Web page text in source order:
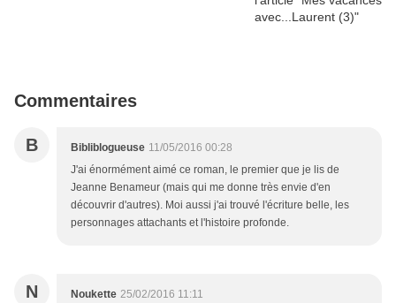
Commentaires
B Bibliblogueuse 11/05/2016 00:28
J'ai énormément aimé ce roman, le premier que je lis de
Jeanne Benameur (mais qui me donne très envie d'en
découvrir d'autres). Moi aussi j'ai trouvé l'écriture belle, les
personnages attachants et l'histoire profonde.
N Noukette 25/02/2016 11:11